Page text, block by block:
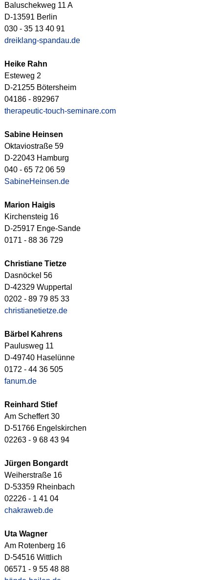
Baluschekweg 11 A
D-13591 Berlin
030 - 35 13 40 91
dreiklang-spandau.de
Heike Rahn
Esteweg 2
D-21255 Bötersheim
04186 - 892967
therapeutic-touch-seminare.com
Sabine Heinsen
Oktaviostraße 59
D-22043 Hamburg
040 - 65 72 06 59
SabineHeinsen.de
Marion Haigis
Kirchensteig 16
D-25917 Enge-Sande
0171 - 88 36 729
Christiane Tietze
Dasnöckel 56
D-42329 Wuppertal
0202 - 89 79 85 33
christianetietze.de
Bärbel Kahrens
Paulusweg 11
D-49740 Haselünne
0172 - 44 36 505
fanum.de
Reinhard Stief
Am Scheffert 30
D-51766 Engelskirchen
02263 - 9 68 43 94
Jürgen Bongardt
Weiherstraße 16
D-53359 Rheinbach
02226 - 1 41 04
chakraweb.de
Uta Wagner
Am Rotenberg 16
D-54516 Wittlich
06571 - 9 55 48 88